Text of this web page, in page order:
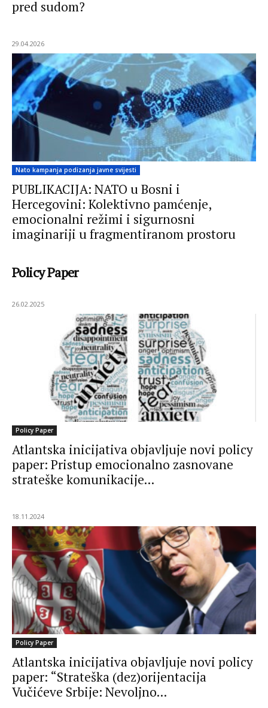
pred sudom?
29.04.2026
Nato kampanja podizanja javne svijesti
PUBLIKACIJA: NATO u Bosni i
Hercegovini: Kolektivno pamćenje,
emocionalni režimi i sigurnosni
imaginariji u fragmentiranom prostoru
Policy Paper
26.02.2025
Policy Paper
Atlantska inicijativa objavljuje novi policy
paper: Pristup emocionalno zasnovane
strateške komunikacije...
18.11.2024
Policy Paper
Atlantska inicijativa objavljuje novi policy
paper: “Strateška (dez)orijentacija
Vučićeve Srbije: Nevoljno...